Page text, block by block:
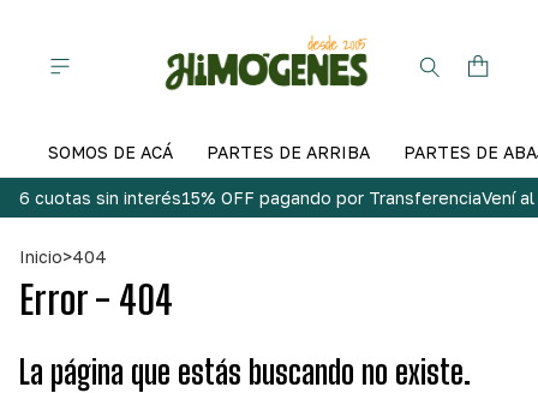
SOMOS DE ACÁ PARTES DE ARRIBA PARTES DE
6 cuotas sin interés15% OFF pagando por TransferenciaVení
Inicio>404
Error - 404
La página que estás buscando no existe.